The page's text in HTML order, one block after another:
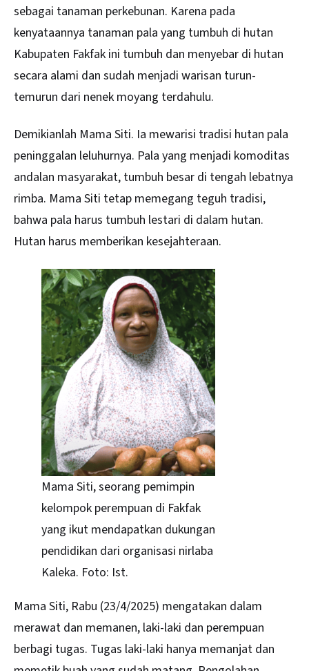
sebagai tanaman perkebunan. Karena pada
kenyataannya tanaman pala yang tumbuh di hutan
Kabupaten Fakfak ini tumbuh dan menyebar di hutan
secara alami dan sudah menjadi warisan turun-
temurun dari nenek moyang terdahulu.
Demikianlah Mama Siti. Ia mewarisi tradisi hutan pala
peninggalan leluhurnya. Pala yang menjadi komoditas
andalan masyarakat, tumbuh besar di tengah lebatnya
rimba. Mama Siti tetap memegang teguh tradisi,
bahwa pala harus tumbuh lestari di dalam hutan.
Hutan harus memberikan kesejahteraan.
Mama Siti, seorang pemimpin
kelompok perempuan di Fakfak
yang ikut mendapatkan dukungan
pendidikan dari organisasi nirlaba
Kaleka. Foto: Ist.
Mama Siti, Rabu (23/4/2025) mengatakan dalam
merawat dan memanen, laki-laki dan perempuan
berbagi tugas. Tugas laki-laki hanya memanjat dan